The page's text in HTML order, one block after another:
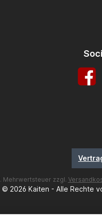
Mehrwertsteuer zzgl.
© 2026 Kaiten - Alle Rechte